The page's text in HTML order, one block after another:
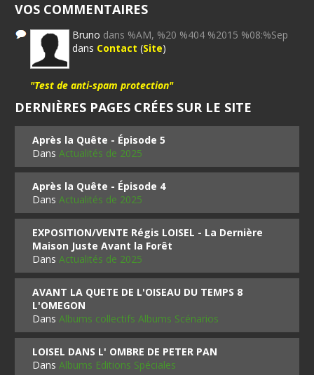
VOS COMMENTAIRES
Bruno dans %AM, %20 %404 %2015 %08:%Sep
dans Contact (Site)
"Test de anti-spam protection"
DERNIÈRES PAGES CRÉES SUR LE SITE
Après la Quête - Épisode 5
DansActualités de 2025
Après la Quête - Épisode 4
DansActualités de 2025
EXPOSITION/VENTE Régis LOISEL - La Dernière
Maison Juste Avant la Forêt
DansActualités de 2025
AVANT LA QUETE DE L'OISEAU DU TEMPS 8
L'OMEGON
DansAlbums collectifs Albums Scénarios
LOISEL DANS L' OMBRE DE PETER PAN
DansAlbums Editions Spéciales